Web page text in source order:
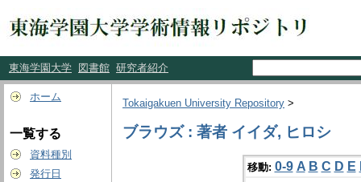
東海学園大学 図書館 研究者紹介
ホーム
一覧する
資料種別
発行日
Tokaigakuen University Repository >
ブラウズ : 著者 イイダ, ヒロシ
移動: 0-9 A B C D E